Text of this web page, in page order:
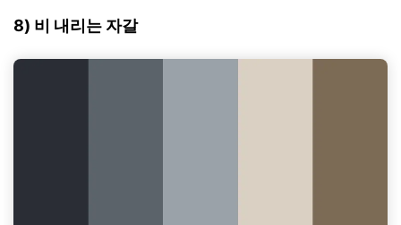
8) 비 내리는 자갈